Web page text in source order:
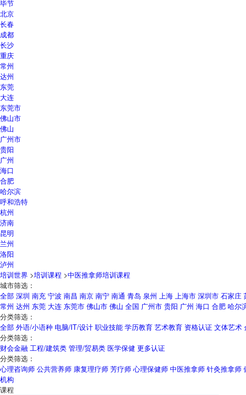
毕节
北京
长春
成都
长沙
重庆
常州
达州
东莞
大连
东莞市
佛山市
佛山
广州市
贵阳
广州
海口
合肥
哈尔滨
呼和浩特
杭州
济南
昆明
兰州
洛阳
泸州
培训世界 >培训课程 >中医推拿师培训课程
城市筛选：
全部 深圳 南充 宁波 南昌 南京 南宁 南通 青岛 泉州 上海 上海市 深圳市 石家庄
常州 达州 东莞 大连 东莞市 佛山市 佛山 全国 广州市 贵阳 广州 海口 合肥 哈尔
分类筛选：
全部 外语/小语种 电脑/IT/设计 职业技能 学历教育 艺术教育 资格认证 文体艺术
分类筛选：
财会金融 工程/建筑类 管理/贸易类 医学保健 更多认证
分类筛选：
心理咨询师 公共营养师 康复理疗师 芳疗师 心理保健师 中医推拿师 针灸推拿师
机构
课程